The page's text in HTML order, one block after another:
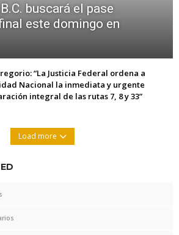
buscará el pase
este domingo en
“La Justicia Federal ordena a
Nacional la inmediata y urgente
integral de las rutas 7, 8 y 33”
Load more